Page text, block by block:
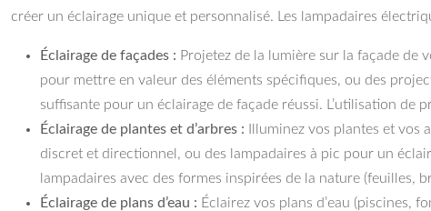
créer un éclairage unique et personnalisé. Les lampadaires
Éclairage de façades : Projetez de la lumière sur la façade de
pour mettre en valeur des éléments spécifiques, ou des
suffisante pour un éclairage de façade réussi. L’utilisation
Éclairage de plantes et d’arbres :
Illuminez vos plantes et
discret et directionnel, ou des lampadaires à pic pour un
lampadaires avec des formes inspirées de la nature (feuilles,
Éclairage de plans d’eau : Éclairez vos plans d’eau (piscines,